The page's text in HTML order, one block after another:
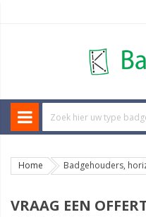
Home Badgehouders,
VRAAG EEN